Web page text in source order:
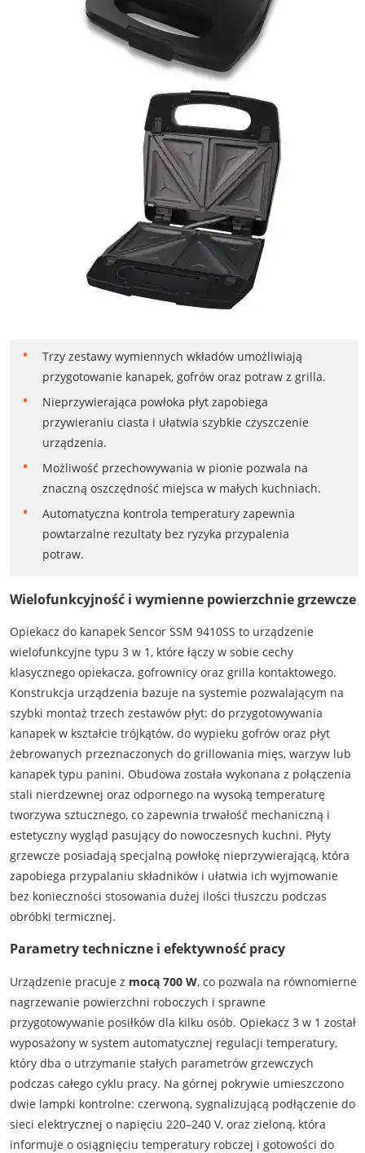
Trzy zestawy wymiennych wkładów umożliwiają
przygotowanie kanapek, gofrów oraz potraw z grilla.
Nieprzywierająca powłoka płyt zapobiega
przywieraniu ciasta i ułatwia szybkie czyszczenie
urządzenia.
Możliwość przechowywania w pionie pozwala na
znaczną oszczędność miejsca w małych kuchniach.
Automatyczna kontrola temperatury zapewnia
powtarzalne rezultaty bez ryzyka przypalenia
potraw.
Wielofunkcyjność i wymienne powierzchnie grzewcze
Opiekacz do kanapek Sencor SSM 9410SS to urządzenie
wielofunkcyjne typu 3 w 1, które łączy w sobie cechy
klasycznego opiekacza, gofrownicy oraz grilla kontaktowego.
Konstrukcja urządzenia bazuje na systemie pozwalającym na
szybki montaż trzech zestawów płyt: do przygotowywania
kanapek w kształcie trójkątów, do wypieku gofrów oraz płyt
żebrowanych przeznaczonych do grillowania mięs, warzyw lub
kanapek typu panini. Obudowa została wykonana z połączenia
stali nierdzewnej oraz odpornego na wysoką temperaturę
tworzywa sztucznego, co zapewnia trwałość mechaniczną i
estetyczny wygląd pasujący do nowoczesnych kuchni. Płyty
grzewcze posiadają specjalną powłokę nieprzywierającą, która
zapobiega przypalaniu składników i ułatwia ich wyjmowanie
bez konieczności stosowania dużej ilości tłuszczu podczas
obróbki termicznej.
Parametry techniczne i efektywność pracy
Urządzenie pracuje z mocą 700 W, co pozwala na równomierne
nagrzewanie powierzchni roboczych i sprawne
przygotowywanie posiłków dla kilku osób. Opiekacz 3 w 1 został
wyposażony w system automatycznej regulacji temperatury,
który dba o utrzymanie stałych parametrów grzewczych
podczas całego cyklu pracy. Na górnej pokrywie umieszczono
dwie lampki kontrolne: czerwoną, sygnalizującą podłączenie do
sieci elektrycznej o napięciu 220–240 V, oraz zieloną, która
informuje o osiągnięciu temperatury robczej i gotowości do